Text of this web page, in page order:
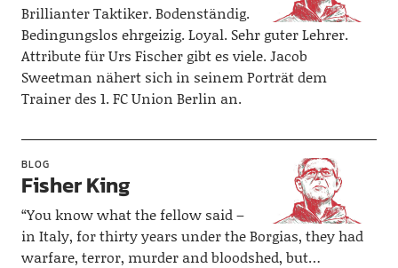
Brillianter Taktiker. Bodenständig.
Bedingungslos ehrgeizig. Loyal. Sehr guter Lehrer.
Attribute für Urs Fischer gibt es viele. Jacob
Sweetman nähert sich in seinem Porträt dem
Trainer des 1. FC Union Berlin an.
BLOG
Fisher King
“You know what the fellow said –
in Italy, for thirty years under the Borgias, they had
warfare, terror, murder and bloodshed, but…